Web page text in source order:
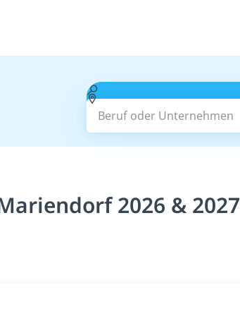
Beruf oder Unternehmen
2026 & 2027